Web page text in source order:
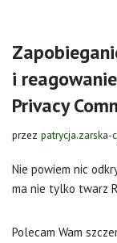
i
Privacy
przez patrycja.zarska-
Nie powiem nic
ma nie tylko twarz
Polecam Wam